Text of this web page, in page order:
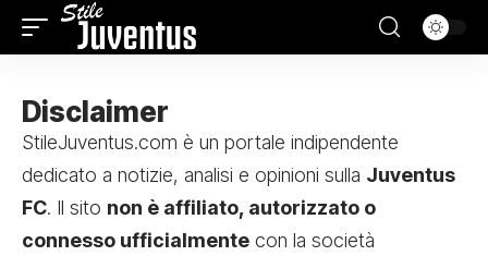
Disclaimer
StileJuventus.com è un portale indipendente
dedicato a notizie, analisi e opinioni sulla Juventus
FC. Il sito non è affiliato, autorizzato o
connesso ufficialmente con la società